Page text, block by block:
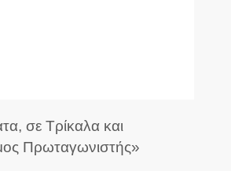
σε Τρίκαλα και
Πρωταγωνιστής»